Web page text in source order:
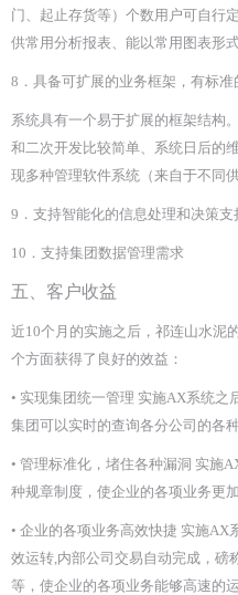
门、起止存货等）个数用户可自行
供常用分析报表、能以常用图表形式
8．具备可扩展的业务框架，有标准
系统具有一个易于扩展的框架结构
和二次开发比较简单、系统日后的
现多种管理软件系统（来自于不同
9．支持智能化的信息处理和决策支
10．支持集团数据管理需求
五、客户收益
近10个月的实施之后，祁连山水泥
个方面获得了良好的效益：
• 实现集团统一管理 实施AX系统之
集团可以实时的查询各分公司的各
• 管理标准化，堵住各种漏洞 实施
种规章制度，使企业的各项业务更
• 企业的各项业务高效快捷 实施AX
效运转,内部公司交易自动完成，磅
等，使企业的各项业务能够高速的